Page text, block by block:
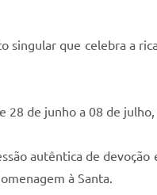
singular que celebra a
28 de junho a 08 de
autêntica de
à Santa.